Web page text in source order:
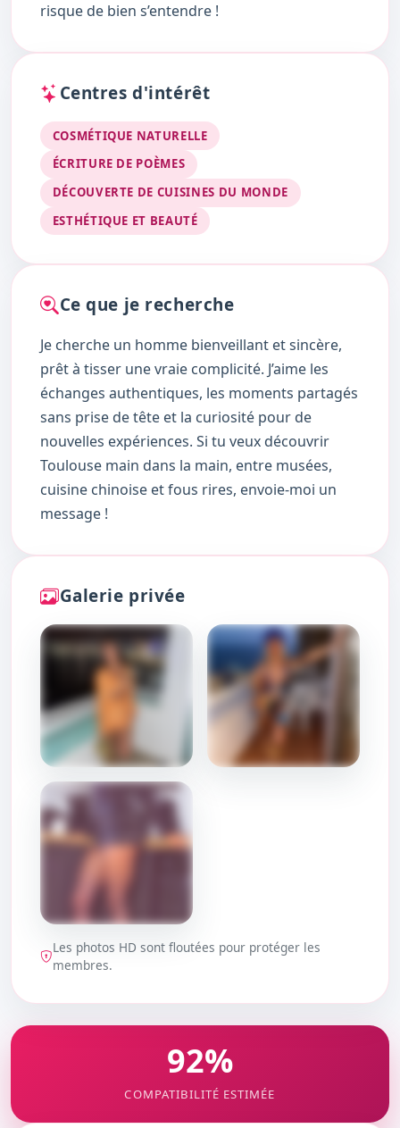
risque de bien s’entendre !
Centres d'intérêt
COSMÉTIQUE NATURELLE
ÉCRITURE DE POÈMES
DÉCOUVERTE DE CUISINES DU MONDE
ESTHÉTIQUE ET BEAUTÉ
Ce que je recherche
Je cherche un homme bienveillant et sincère,
prêt à tisser une vraie complicité. J’aime les
échanges authentiques, les moments partagés
sans prise de tête et la curiosité pour de
nouvelles expériences. Si tu veux découvrir
Toulouse main dans la main, entre musées,
cuisine chinoise et fous rires, envoie-moi un
message !
Galerie privée
DÉBLOQUER
DÉBLOQUER
Les photos HD sont floutées pour protéger les
membres.
92%
COMPATIBILITÉ ESTIMÉE